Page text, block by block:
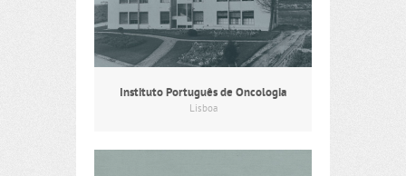
Instituto Português de Oncologia
Lisboa